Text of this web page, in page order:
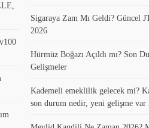
Sigaraya Zam Mı Geldi? Güncel
2026
Hürmüz Boğazı Açıldı mı? Son
Gelişmeler
Kademeli emeklilik gelecek mi?
son durum nedir, yeni gelişme var